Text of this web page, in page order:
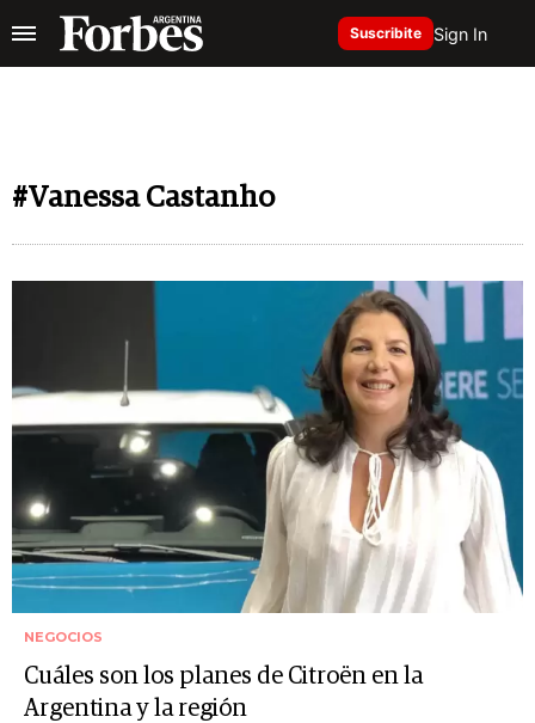
Suscribite Sign In
#Vanessa Castanho
NEGOCIOS
Cuáles son los planes de Citroën en la
Argentina y la región